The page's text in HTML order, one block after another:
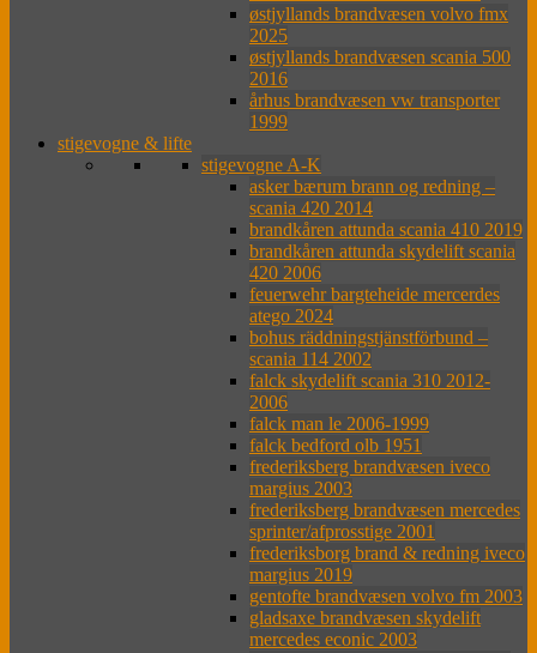
østjyllands brandvæsen volvo fmx
2025
østjyllands brandvæsen scania 500
2016
århus brandvæsen vw transporter
1999
stigevogne & lifte
stigevogne A-K
asker bærum brann og redning –
scania 420 2014
brandkåren attunda scania 410 2019
brandkåren attunda skydelift scania
420 2006
feuerwehr bargteheide mercerdes
atego 2024
bohus räddningstjänstförbund –
scania 114 2002
falck skydelift scania 310 2012-
2006
falck man le 2006-1999
falck bedford olb 1951
frederiksberg brandvæsen iveco
margius 2003
frederiksberg brandvæsen mercedes
sprinter/afprosstige 2001
frederiksborg brand & redning iveco
margius 2019
gentofte brandvæsen volvo fm 2003
gladsaxe brandvæsen skydelift
mercedes econic 2003